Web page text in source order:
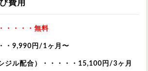
費用
・・・・無料
・9,990円/1ヶ月〜
ジル配合）・・・・・15,100円/3ヶ月